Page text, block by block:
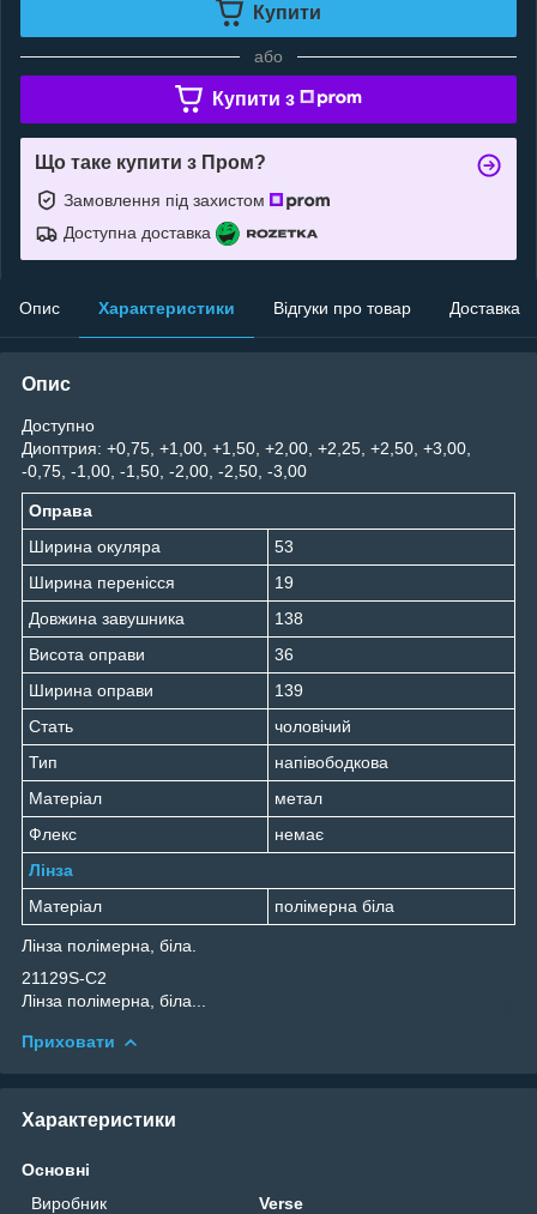
Купити
або
Купити з
Що таке купити з Пром?
Замовлення під захистом
Доступна доставка
Опис Характеристики Відгуки про товар Доставка
Опис
Доступно
Диоптрия: +0,75, +1,00, +1,50, +2,00, +2,25, +2,50, +3,00,
-0,75, -1,00, -1,50, -2,00, -2,50, -3,00
Оправа
Ширина окуляра
53
Ширина перенісся
19
Довжина завушника
138
Висота оправи
36
Ширина оправи
139
Стать
чоловічий
Тип
напівободкова
Матеріал
метал
Флекс
немає
Лінза
Матеріал
полімерна біла
Лінза полімерна, біла.
21129S-C2
Лінза полімерна, біла...
Приховати
Характеристики
Основні
Виробник
Verse